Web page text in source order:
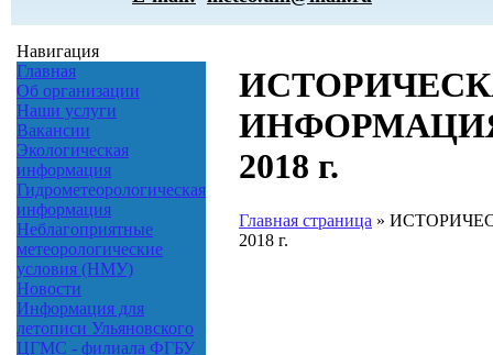
Навигация
Главная
Об организации
Наши услуги
Вакансии
Экологическая
информация
Гидрометеорологическая
информация
Неблагоприятные
метеорологические
условия (НМУ)
Новости
Информация для
летописи Ульяновского
ЦГМС - филиала ФГБУ
2018 г.
Главная страница »
2018 г.